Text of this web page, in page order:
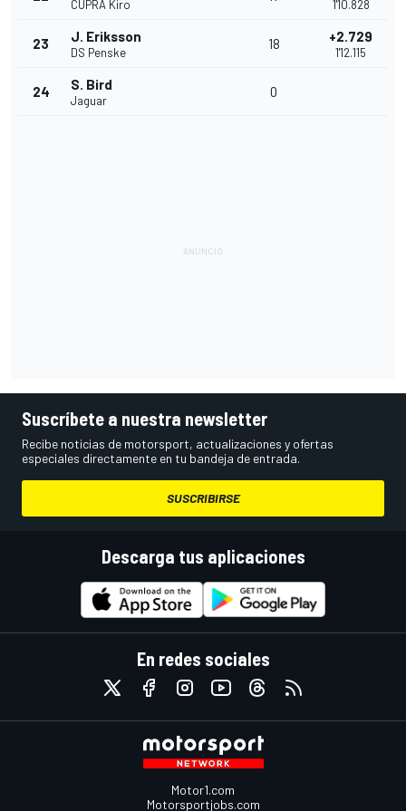
CUPRA Kiro 1'10.828
23 J. Eriksson
DS Penske
18 +2.729
1'12.115
24 S. Bird
Jaguar
0
Suscríbete a nuestra newsletter
Recibe noticias de motorsport, actualizaciones y ofertas
especiales directamente en tu bandeja de entrada.
SUSCRIBIRSE
Descarga tus aplicaciones
En redes sociales
Motor1.com
Motorsportjobs.com